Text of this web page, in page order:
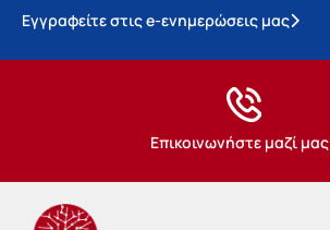
Εγγραφείτε στις e-ενημερώσεις μας
Επικοινωνήστε μαζί μας